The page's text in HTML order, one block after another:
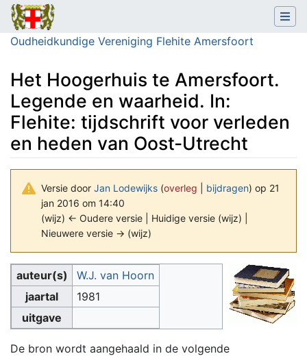
Oudheidkundige Vereniging Flehite Amersfoort
Het Hoogerhuis te Amersfoort.
Legende en waarheid. In:
Flehite: tijdschrift voor verleden
en heden van Oost-Utrecht
Versie door Jan Lodewijks (overleg bijdragen) op 21
jan 2016 om 14:40
(wijz) ← Oudere versie | Huidige versie (wijz) |
Nieuwere versie → (wijz)
auteur(s)
W.J. van Hoorn
jaartal
1981
uitgave
De bron wordt aangehaald in de volgende